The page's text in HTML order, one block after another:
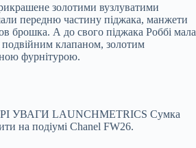
золотими вузлуватими
передню частину піджака, манжети
брошка. А до свого піджака Роббі мала
клапаном, золотим
фурнітурою.
УВАГИ LAUNCHMETRICS Сумка
на подіумі Chanel FW26.